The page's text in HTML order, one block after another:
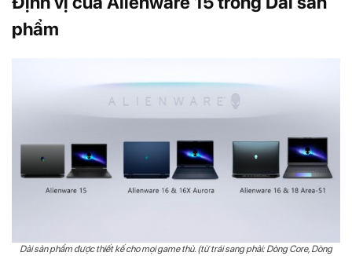
phẩm
Dải sản phẩm được thiết kế cho mọi game thủ. (từ trái sang phải: Dòng Core, Dòng